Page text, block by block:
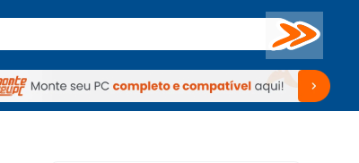
Buscar
Computadores Periféricos TV Venda no KaBuM!
Periféricos TV Venda no KaBuM!